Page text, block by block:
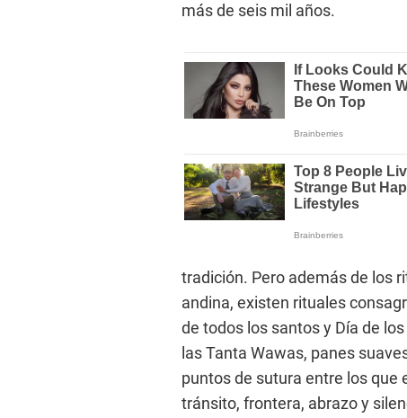
más de seis mil años.
tradición. Pero además de los
andina, existen rituales
de todos los santos y Día de
las Tanta Wawas, panes
puntos de sutura entre los que
tránsito, frontera, abrazo y